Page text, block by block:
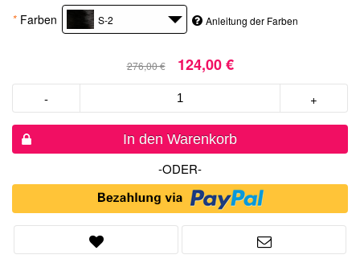
* Farben S-2 Anleitung der Farben
276,00 € 124,00 €
- +
In den Warenkorb
-ODER-